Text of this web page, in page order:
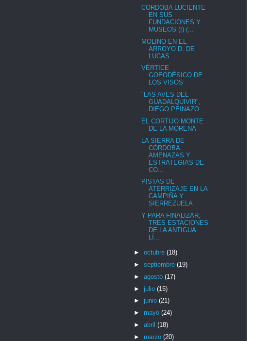
CORDOBA LUCIENTE
EN SUS
FUNDACIONES Y
MUSEOS (I) (...
MOLINO EN EL
ARROYO D. DE
LUCAS
VÉRTICE
GOEODÉSICO DE
LOS VISOS
"LAS AVES DEL
GUADALQUIVIR",
DIEGO PEINAZO
EL CORTIJO MONTE
DE LA MORENA
LA SIERRA DE
CÓRDOBA:
AMENAZAS Y
ESTRATEGIAS DE
CO...
PISTAS DE
ATERRIZAJE EN LA
CAMPIÑA Y
SIERREZUELA
Y PARA FINALIZAR,
TRES ESTACIONES
DE LA ANTIGUA
LÍ...
► octubre (18)
► septiembre (19)
► agosto (17)
► julio (15)
► junio (21)
► mayo (24)
► abril (18)
► marzo (20)